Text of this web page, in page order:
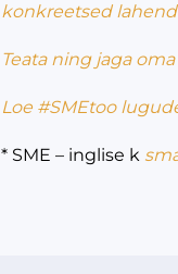
konkreetsed
Teata ning jaga
Loe #SMEtoo
* SME – inglise k